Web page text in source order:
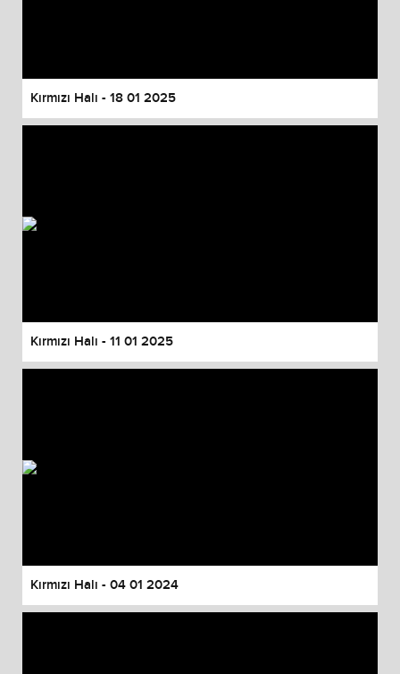
Kırmızı Halı - 18 01 2025
Kırmızı Halı - 11 01 2025
Kırmızı Halı - 04 01 2024